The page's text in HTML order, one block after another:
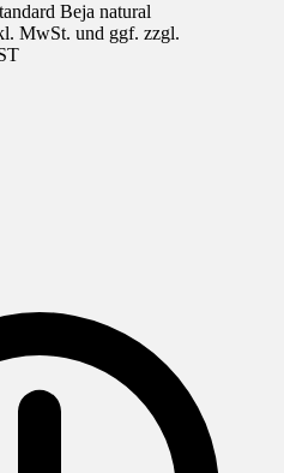
Beja natural
MwSt. und ggf. zzgl.